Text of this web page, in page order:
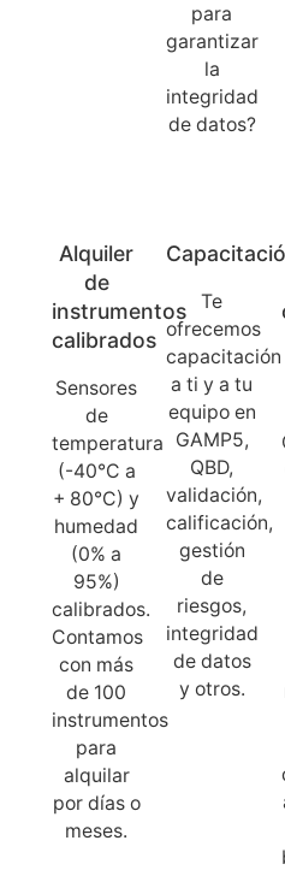
para
garantizar
la
integridad
de datos?
Alquiler
de
instrumentos
calibrados
Sensores
de
temperatura
(-40°C a
+ 80°C) y
humedad
(0% a
95%)
calibrados.
Contamos
con más
de 100
instrumentos
para
alquilar
por días o
meses.
Te
ofrecemos
capacitación
a ti y a tu
equipo en
GAMP5,
QBD,
validación,
calificación,
gestión
de
riesgos,
integridad
de datos
y otros.